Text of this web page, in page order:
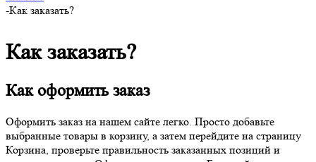
-Как заказать?
Как заказать?
Как оформить заказ
Оформить заказ на нашем сайте легко. Просто добавьте
выбранные товары в корзину, а затем перейдите на страницу
Корзина, проверьте правильность заказанных позиций и